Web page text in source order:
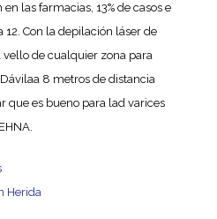
las farmacias, 13% de casos e
Con la depilación láser de
de cualquier zona para
8 metros de distancia
que es bueno para lad varices
Herida